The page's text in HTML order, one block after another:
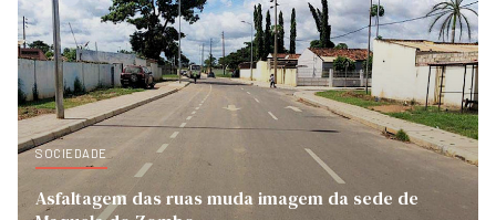
SOCIEDADE
Asfaltagem das ruas muda imagem da sede de